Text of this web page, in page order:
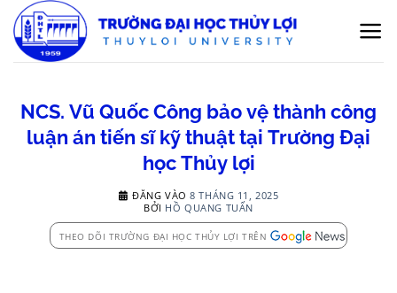
qua
nội
NCS. Vũ Quốc Công bảo vệ thành công
luận án tiến sĩ kỹ thuật tại Trường Đại
học Thủy lợi
ĐĂNG VÀO8 THÁNG 11, 2025
BỞI HỒ QUANG TUẤN
THEO DÕI TRƯỜNG ĐẠI HỌC THỦY LỢI TRÊN